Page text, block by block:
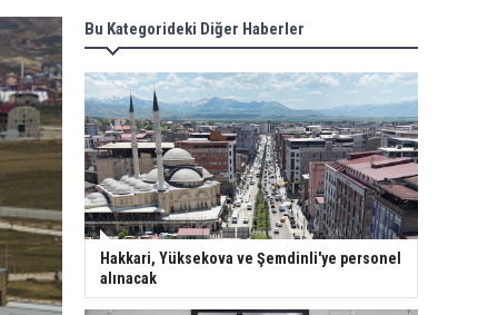
Bu Kategorideki Diğer Haberler
Hakkari, Yüksekova ve Şemdinli'ye personel
alınacak